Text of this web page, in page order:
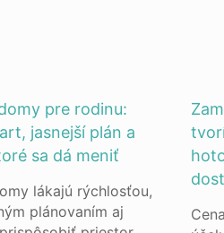
pre rodinu:
jasnejší plán a
sa dá meniť
lákajú rýchlosťou,
plánovaním aj